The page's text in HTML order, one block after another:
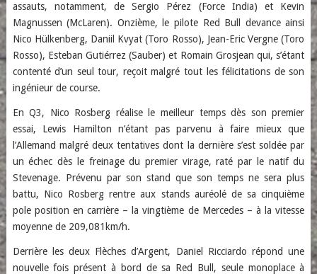
assauts, notamment, de Sergio Pérez (Force India) et Kevin
Magnussen (McLaren). Onzième, le pilote Red Bull devance ainsi
Nico Hülkenberg, Daniil Kvyat (Toro Rosso), Jean-Eric Vergne (Toro
Rosso), Esteban Gutiérrez (Sauber) et Romain Grosjean qui, s’étant
contenté d’un seul tour, reçoit malgré tout les félicitations de son
ingénieur de course.
En Q3, Nico Rosberg réalise le meilleur temps dès son premier
essai, Lewis Hamilton n’étant pas parvenu à faire mieux que
l’Allemand malgré deux tentatives dont la dernière s’est soldée par
un échec dès le freinage du premier virage, raté par le natif du
Stevenage. Prévenu par son stand que son temps ne sera plus
battu, Nico Rosberg rentre aux stands auréolé de sa cinquième
pole position en carrière – la vingtième de Mercedes – à la vitesse
moyenne de 209,081km/h.
Derrière les deux Flèches d’Argent, Daniel Ricciardo répond une
nouvelle fois présent à bord de sa Red Bull, seule monoplace à